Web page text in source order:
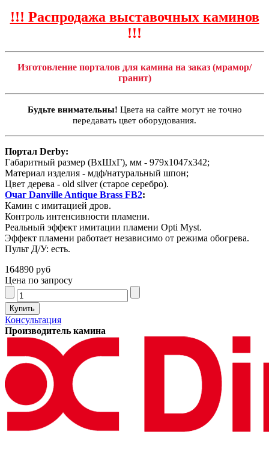
!!! Распродажа выставочных каминов
!!!
Изготовление порталов для камина на заказ (мрамор/
гранит)
Будьте внимательны! Цвета на сайте могут не точно
передавать цвет оборудования.
Портал Derby:
Габаритный размер (ВхШхГ), мм - 979х1047х342;
Материал изделия - мдф/натуральный шпон;
Цвет дерева - old silver (старое серебро).
Очаг Danville Antique Brass FB2:
Камин с имитацией дров.
Контроль интенсивности пламени.
Реальный эффект имитации пламени Opti Myst.
Эффект пламени работает независимо от режима обогрева.
Пульт Д/У: есть.
164890 руб
Цена по запросу
Консультация
Производитель камина